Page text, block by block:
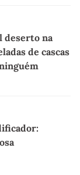
deserto na
de cascas